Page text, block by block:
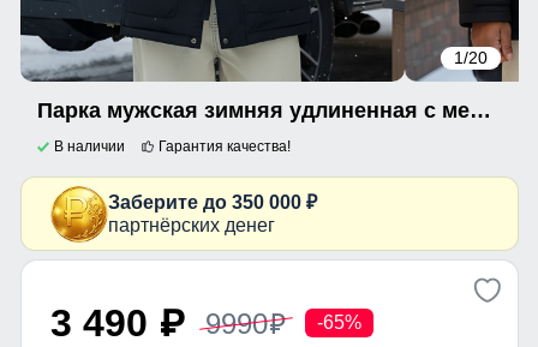
1/20
Парка мужская зимняя удлиненная с мехом черного цвета 8751Ch
В наличии Гарантия качества!
Заберите до 350 000 ₽
партнёрских денег
3 490 p 9990p -65%